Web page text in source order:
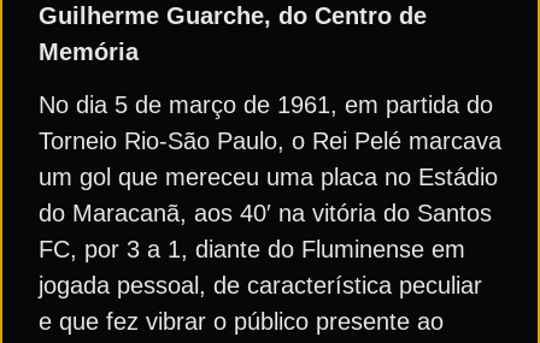
Guilherme Guarche, do Centro de
Memória
No dia 5 de março de 1961, em partida do
Torneio Rio-São Paulo, o Rei Pelé marcava
um gol que mereceu uma placa no Estádio
do Maracanã, aos 40′ na vitória do Santos
FC, por 3 a 1, diante do Fluminense em
jogada pessoal, de característica peculiar
e que fez vibrar o público presente ao